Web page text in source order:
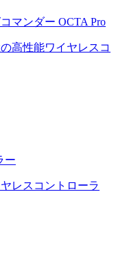
マンダー OCTA Pro
高性能ワイヤレスコ
ー
レスコントローラ